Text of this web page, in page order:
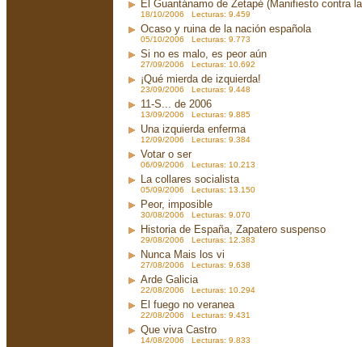
El Guantánamo de Zetapé (Manifiesto contra
18/10/2006 Lecturas: 9.459
Ocaso y ruina de la nación española
05/10/2006 Lecturas: 9.773
Si no es malo, es peor aún
27/09/2006 Lecturas: 10.692
¡Qué mierda de izquierda!
23/09/2006 Lecturas: 9.448
11-S... de 2006
13/09/2006 Lecturas: 9.885
Una izquierda enferma
12/09/2006 Lecturas: 9.384
Votar o ser
06/09/2006 Lecturas: 10.213
La collares socialista
05/09/2006 Lecturas: 13.150
Peor, imposible
30/08/2006 Lecturas: 9.070
Historia de España, Zapatero suspenso
29/08/2006 Lecturas: 12.383
Nunca Mais los vi
27/08/2006 Lecturas: 9.638
Arde Galicia
22/08/2006 Lecturas: 10.294
El fuego no veranea
22/08/2006 Lecturas: 9.431
Que viva Castro
14/08/2006 Lecturas: 9.833